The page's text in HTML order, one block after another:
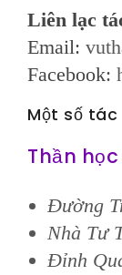
Liên lạc
Email:
Facebook:
Một số
Thần
Đường
Nhà Tư
Đỉnh